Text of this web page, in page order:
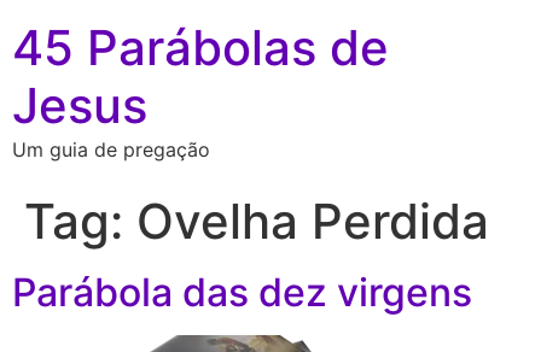
45 Parábolas de
Jesus
Um guia de pregação
Tag: Ovelha Perdida
Parábola das dez virgens